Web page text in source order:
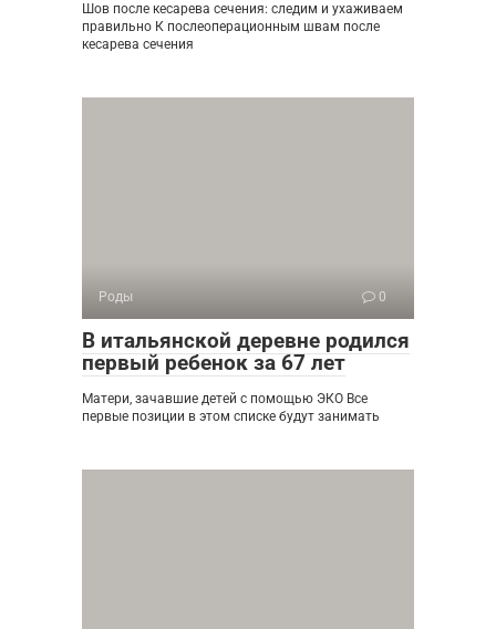
Шов после кесарева сечения: следим и ухаживаем
правильно К послеоперационным швам после
кесарева сечения
Роды 0
В итальянской деревне родился
первый ребенок за 67 лет
Матери, зачавшие детей с помощью ЭКО Все
первые позиции в этом списке будут занимать